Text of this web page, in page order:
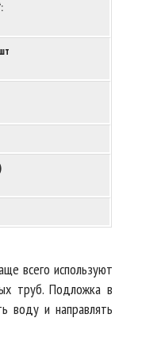
всего используют
труб. Подложка в
воду и направлять